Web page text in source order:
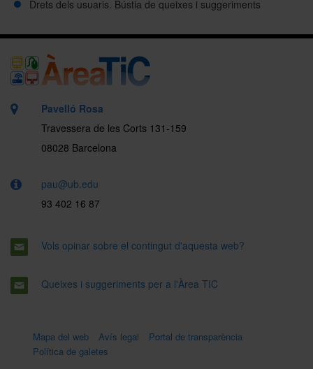
Drets dels usuaris. Bústia de queixes i suggeriments
Pavelló Rosa
Travessera de les Corts 131-159
08028 Barcelona
pau@ub.edu
93 402 16 87
Vols opinar sobre el contingut d'aquesta web?
Queixes i suggeriments per a l'Àrea TIC
Mapa del web Avís legal
Portal de transparència
Política de galetes